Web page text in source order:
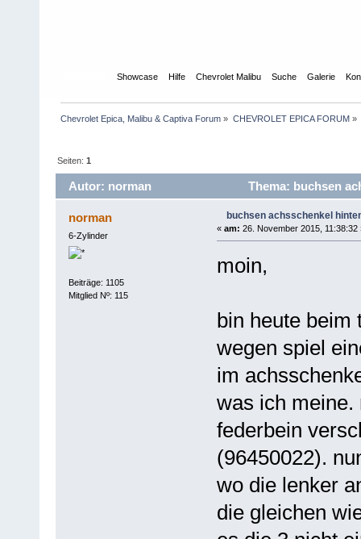
Showcase Hilfe Chevrolet Malibu Suche Galerie
Chevrolet Epica, Malibu & Captiva Forum » CHEVROLET EPICA FORUM»
Seiten:1
Autor: norman Thema: buchsen
norman
6-Zylinder
Beiträge: 1105
Mitglied Nº: 115
buchsen achsschenkel
« am: 26. November 2015, 11:38:32
moin,
bin heute beim
wegen spiel
im
was ich meine.
federbein
(96450022).
wo die lenker
die gleichen